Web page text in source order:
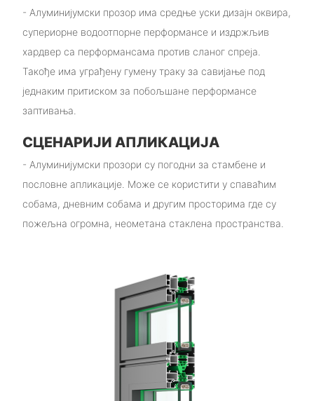
- Алуминијумски прозор има средње уски дизајн оквира,
супериорне водоотпорне перформансе и издржљив
хардвер са перформансама против сланог спреја.
Такође има уграђену гумену траку за савијање под
једнаким притиском за побољшане перформансе
заптивања.
СЦЕНАРИЈИ АПЛИКАЦИЈА
- Алуминијумски прозори су погодни за стамбене и
пословне апликације. Може се користити у спаваћим
собама, дневним собама и другим просторима где су
пожељна огромна, неометана стаклена пространства.